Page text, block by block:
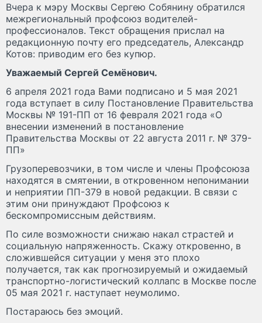
Вчера к мэру Москвы Сергею Собянину обратился
межрегиональный профсоюз водителей-
профессионалов. Текст обращения прислал на
редакционную почту его председатель, Александр
Котов: приводим его без купюр.
Уважаемый Сергей Семёнович.
6 апреля 2021 года Вами подписано и 5 мая 2021
года вступает в силу Постановление Правительства
Москвы № 191-ПП от 16 февраля 2021 года «О
внесении изменений в постановление
Правительства Москвы от 22 августа 2011 г. № 379-
ПП»
Грузоперевозчики, в том числе и члены Профсоюза
находятся в смятении, в откровенном непонимании
и неприятии ПП-379 в новой редакции. В связи с
этим они принуждают Профсоюз к
бескомпромиссным действиям.
По силе возможности снижаю накал страстей и
социальную напряженность. Скажу откровенно, в
сложившейся ситуации у меня это плохо
получается, так как прогнозируемый и ожидаемый
транспортно-логистический коллапс в Москве после
05 мая 2021 г. наступает неумолимо.
Постараюсь без эмоций.